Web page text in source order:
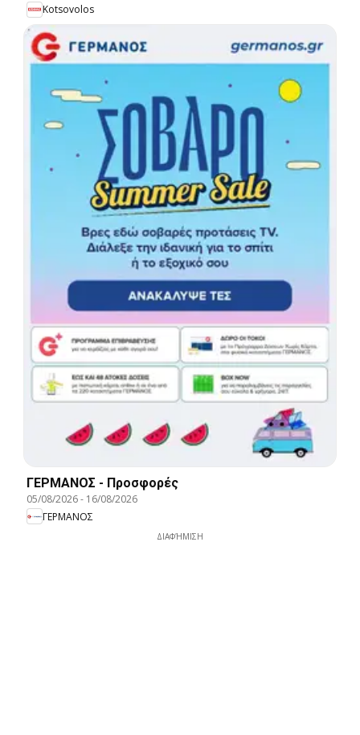
Kotsovolos
ΓΕΡΜΑΝΟΣ - Προσφορές
05/08/2026- 16/08/2026
ΓΕΡΜΑΝΟΣ
ΔΙΑΦΉΜΙΣΗ